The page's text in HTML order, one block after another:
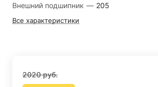
Внешний подшипник — 205
Все характеристики
2020 руб.